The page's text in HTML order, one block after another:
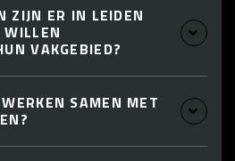
ZIJN ER IN LEIDEN
VAKGEBIED?
SAMEN MET